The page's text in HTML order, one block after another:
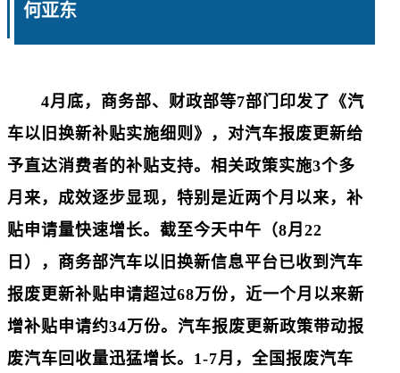
何亚东
4月底，商务部、财政部等7部门印发了《汽
车以旧换新补贴实施细则》，对汽车报废更新给
予直达消费者的补贴支持。相关政策实施3个多
月来，成效逐步显现，特别是近两个月以来，补
贴申请量快速增长。截至今天中午（8月22
日），商务部汽车以旧换新信息平台已收到汽车
报废更新补贴申请超过68万份，近一个月以来新
增补贴申请约34万份。汽车报废更新政策带动报
废汽车回收量迅猛增长。1-7月，全国报废汽车